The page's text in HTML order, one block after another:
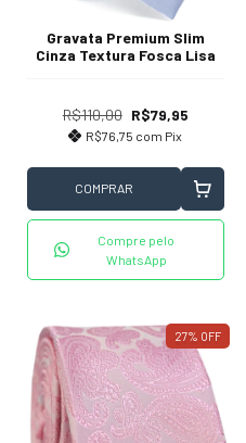
Gravata Premium Slim
Cinza Textura Fosca Lisa
R$110,00 R$79,95
R$76,75 com Pix
COMPRAR
Compre pelo
WhatsApp
27% OFF